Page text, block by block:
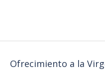
Ofrecimiento a la